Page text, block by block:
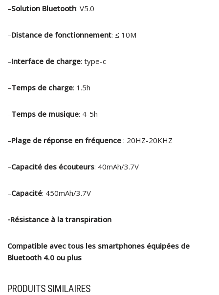
–Solution Bluetooth: V5.0
–Distance de fonctionnement: ≤ 10M
–Interface de charge: type-c
–Temps de charge: 1.5h
–Temps de musique: 4-5h
–Plage de réponse en fréquence : 20HZ-20KHZ
–Capacité des écouteurs: 40mAh/3.7V
–Capacité: 450mAh/3.7V
-Résistance à la transpiration
Compatible avec tous les smartphones équipées de
Bluetooth 4.0 ou plus
PRODUITS SIMILAIRES